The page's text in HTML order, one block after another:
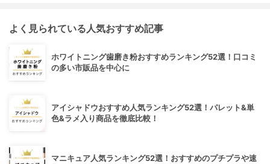
よく見られている人気おすすめ記事
ホワイトニング歯磨き粉おすすめランキング52選！口コミ
の多い市販品を中心に
アイシャドウおすすめ人気ランキング52選！パレット&単
色&ラメ入り商品を徹底比較！
マニキュア人気ランキング52選！おすすめのプチプラや速